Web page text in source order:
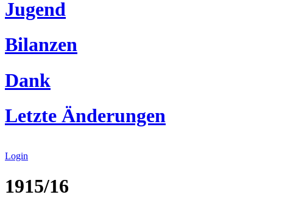
Jugend
Bilanzen
Dank
Letzte Änderungen
Login
1915/16